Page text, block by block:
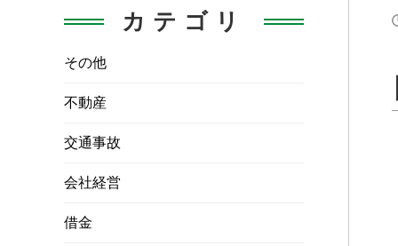
カテゴリ
その他
不動産
交通事故
会社経営
借金